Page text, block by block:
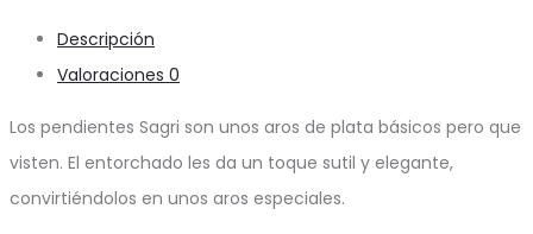
Descripción
Valoraciones 0
Los pendientes Sagri son unos aros de plata básicos pero que
visten. El entorchado les da un toque sutil y elegante,
convirtiéndolos en unos aros especiales.